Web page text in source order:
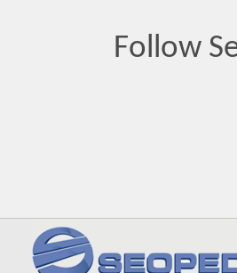
Follow